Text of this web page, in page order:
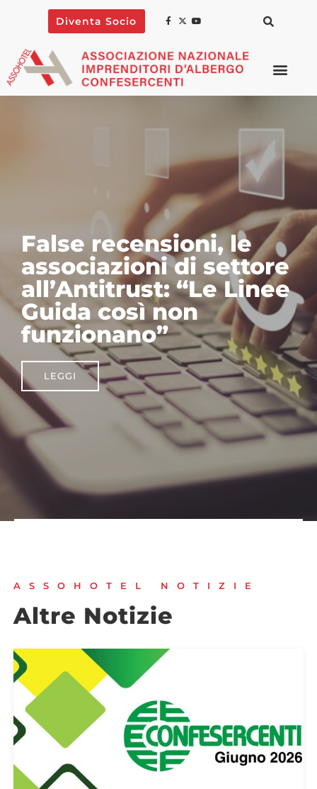
Diventa Socio
Turismo e finanza
agevolata: al via il
webinar sul nuovo
Bando Green Tour
2026
LEGGI
ASSOHOTEL NOTIZIE
Altre Notizie